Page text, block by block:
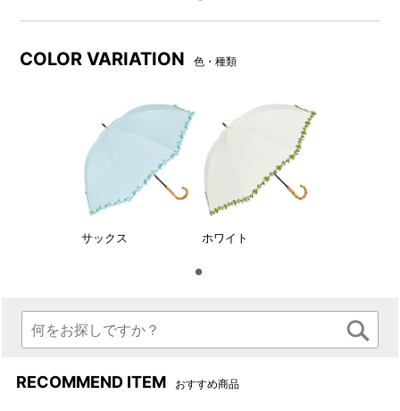
COLOR VARIATION 色・種類
サックス ホワイト
RECOMMEND ITEM おすすめ商品